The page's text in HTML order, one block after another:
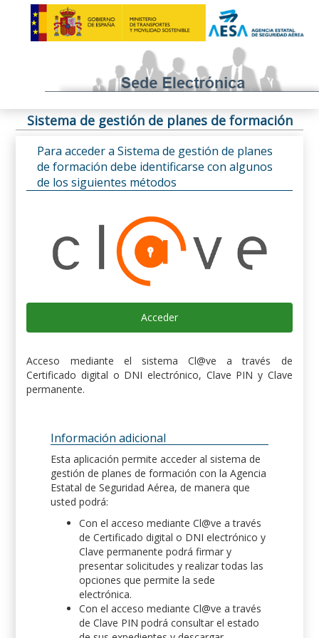
Sistema de gestión de planes de formación
Para acceder a Sistema de gestión de planes
de formación debe identificarse con algunos
de los siguientes métodos
Acceder
Acceso mediante el sistema Cl@ve a través de
Certificado digital o DNI electrónico, Clave PIN y Clave
permanente.
Información adicional
Esta aplicación permite acceder al sistema de
gestión de planes de formación con la Agencia
Estatal de Seguridad Aérea, de manera que
usted podrá:
Con el acceso mediante Cl@ve a través
de Certificado digital o DNI electrónico y
Clave permanente podrá firmar y
presentar solicitudes y realizar todas las
opciones que permite la sede
electrónica.
Con el acceso mediante Cl@ve a través
de Clave PIN podrá consultar el estado